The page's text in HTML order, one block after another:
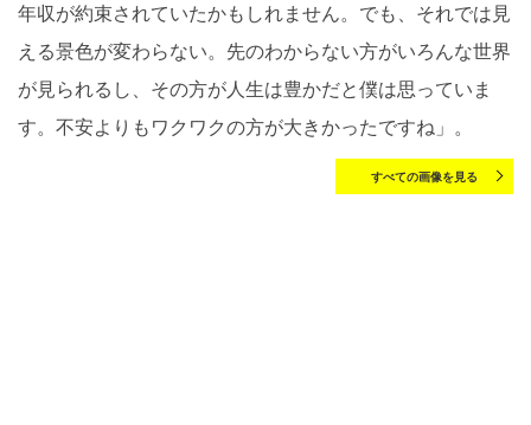
年収が約束されていたかもしれません。でも、それでは見
える景色が変わらない。先のわからない方がいろんな世界
が見られるし、その方が人生は豊かだと僕は思っていま
す。不安よりもワクワクの方が大きかったですね」。
すべての画像を見る